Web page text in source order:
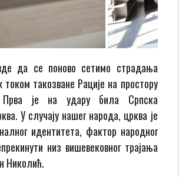
да се поново сетимо страдања
такозване Рације на простору
Прва је на удару била Српска
У случају нашег народа, црква је
идентитета, фактор народног
низ вишевековног трајања
Николић.